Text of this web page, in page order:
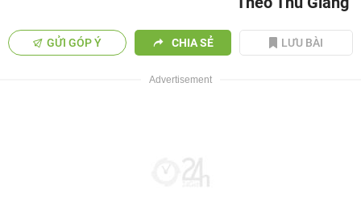
GỬI GÓP Ý CHIA SẺ LƯU BÀI